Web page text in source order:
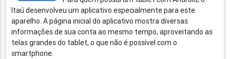
Itaú desenvolveu um aplicativo especialmente para este
aparelho. A página inicial do aplicativo mostra diversas
informações de sua conta ao mesmo tempo, aproveitando as
telas grandes do tablet, o que não é possível com o
smartphone.